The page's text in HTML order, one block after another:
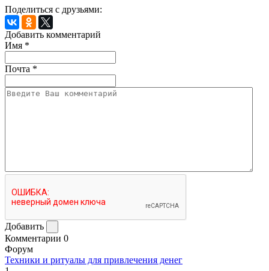
Поделиться с друзьями:
Добавить комментарий
Имя *
Почта *
Добавить
Комментарии 0
Форум
Техники и ритуалы для привлечения денег